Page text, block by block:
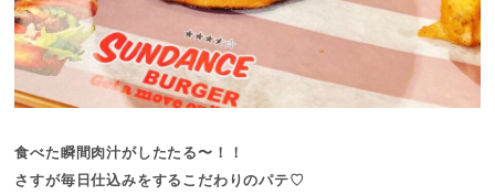
食べた瞬間肉汁がしたたる〜！！
さすが毎日仕込みをするこだわりのパテ♡